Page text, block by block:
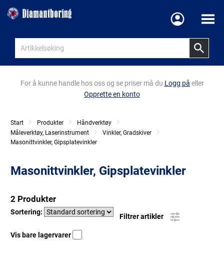
Meny
For å kunne handle hos oss og se priser må du Logg på eller
Opprette en konto
Start Produkter
Håndverktøy
Måleverktøy, Laserinstrument
Vinkler, Gradskiver
Masonittvinkler, Gipsplatevinkler
Masonittvinkler, Gipsplatevinkler
2 Produkter
Sortering:
Filtrer artikler
Vis bare lagervarer